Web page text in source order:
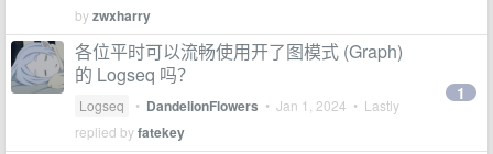
byzwxharry
各位平时可以流畅使用开了图模式 (Graph)
的 Logseq 吗？
Logseq • DandelionFlowers • Jan 1, 2024 • Lastly
replied byfatekey
1